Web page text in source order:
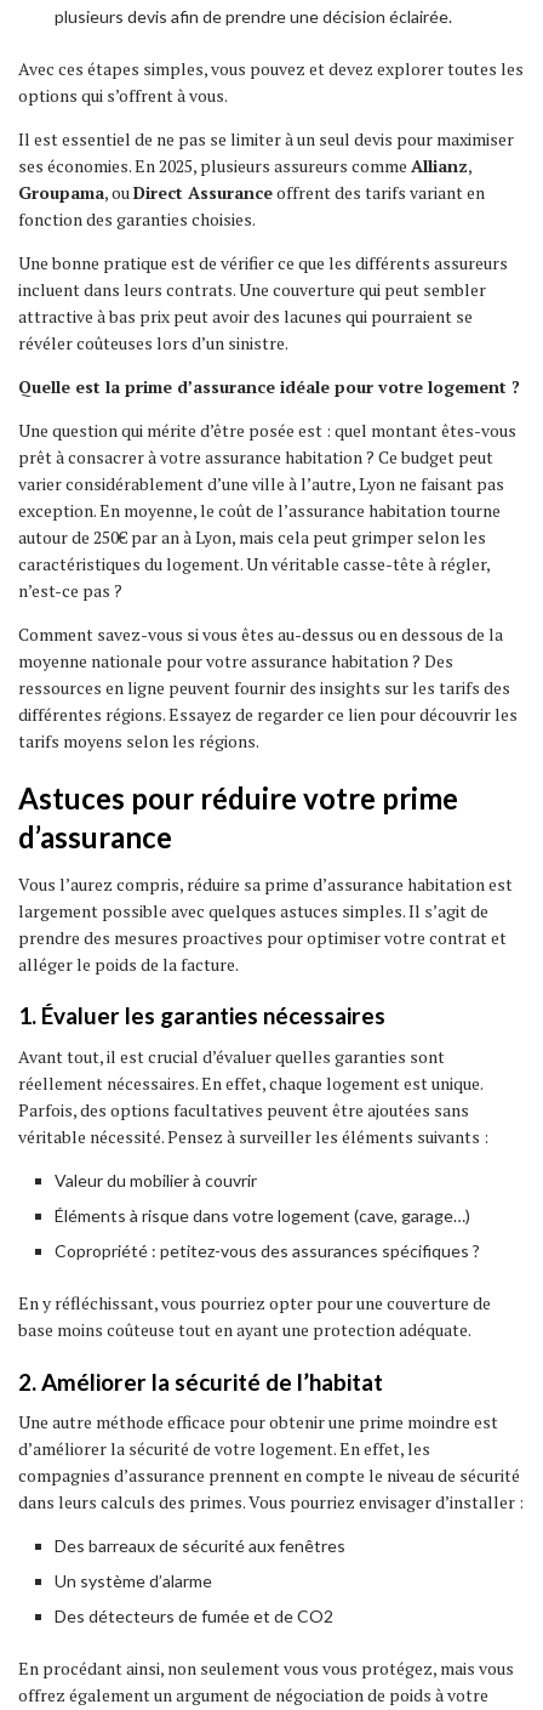
plusieurs devis afin de prendre une décision éclairée.
Avec ces étapes simples, vous pouvez et devez explorer toutes les
options qui s’offrent à vous.
Il est essentiel de ne pas se limiter à un seul devis pour maximiser
ses économies. En 2025, plusieurs assureurs comme Allianz,
Groupama, ouDirect Assuranceoffrent des tarifs variant en
fonction des garanties choisies.
Une bonne pratique est de vérifier ce que les différents assureurs
incluent dans leurs contrats. Une couverture qui peut sembler
attractive à bas prix peut avoir des lacunes qui pourraient se
révéler coûteuses lors d’un sinistre.
Quelle est la prime d’assurance idéale pour votre logement ?
Une question qui mérite d’être posée est : quel montant êtes-vous
prêt à consacrer à votre assurance habitation ? Ce budget peut
varier considérablement d’une ville à l’autre, Lyon ne faisant pas
exception. En moyenne, le coût de l’assurance habitation tourne
autour de 250€ par an à Lyon, mais cela peut grimper selon les
caractéristiques du logement. Un véritable casse-tête à régler,
n’est-ce pas ?
Comment savez-vous si vous êtes au-dessus ou en dessous de la
moyenne nationale pour votre assurance habitation ? Des
ressources en ligne peuvent fournir des insights sur les tarifs des
différentes régions. Essayez de regarder ce lien pour découvrir les
tarifs moyens selon les régions.
Astuces pour réduire votre prime
d’assurance
Vous l’aurez compris, réduire sa prime d’assurance habitation est
largement possible avec quelques astuces simples. Il s’agit de
prendre des mesures proactives pour optimiser votre contrat et
alléger le poids de la facture.
1. Évaluer les garanties nécessaires
Avant tout, il est crucial d’évaluer quelles garanties sont
réellement nécessaires. En effet, chaque logement est unique.
Parfois, des options facultatives peuvent être ajoutées sans
véritable nécessité. Pensez à surveiller les éléments suivants :
Valeur du mobilier à couvrir
Éléments à risque dans votre logement (cave, garage…)
Copropriété : petitez-vous des assurances spécifiques ?
En y réfléchissant, vous pourriez opter pour une couverture de
base moins coûteuse tout en ayant une protection adéquate.
2. Améliorer la sécurité de l’habitat
Une autre méthode efficace pour obtenir une prime moindre est
d’améliorer la sécurité de votre logement. En effet, les
compagnies d’assurance prennent en compte le niveau de sécurité
dans leurs calculs des primes. Vous pourriez envisager d’installer :
Des barreaux de sécurité aux fenêtres
Un système d’alarme
Des détecteurs de fumée et de CO2
En procédant ainsi, non seulement vous vous protégez, mais vous
offrez également un argument de négociation de poids à votre